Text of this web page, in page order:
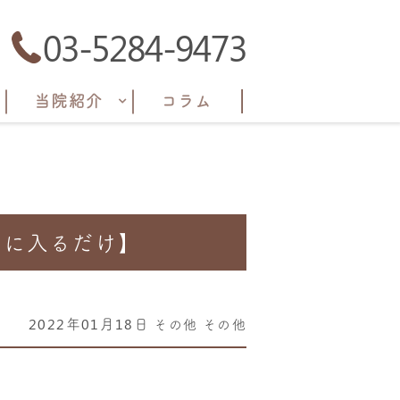
03-5284-9473
当院紹介 コラム
入るだけ】
2022年01月18日 その他 その他